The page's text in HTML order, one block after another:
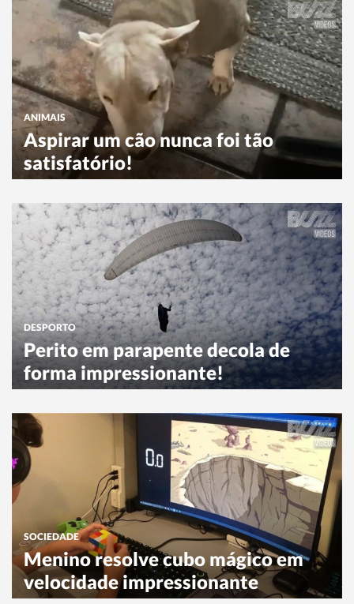
ANIMAIS
Aspirar um cão nunca foi tão
satisfatório!
DESPORTO
Perito em parapente decola de
forma impressionante!
SOCIEDADE
Menino resolve cubo mágico em
velocidade impressionante